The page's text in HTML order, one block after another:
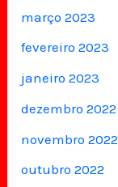
março 2023
fevereiro 2023
janeiro 2023
dezembro 2022
novembro 2022
outubro 2022